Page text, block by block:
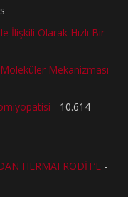
İlişkili Olarak Hızlı Bir
Mekanizması -
- 10.614
HERMAFRODİT’E -